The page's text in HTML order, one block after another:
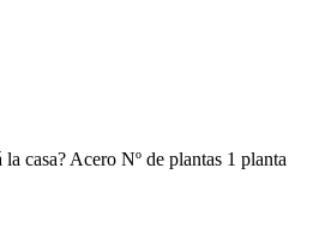
casa? Acero Nº de plantas 1 planta